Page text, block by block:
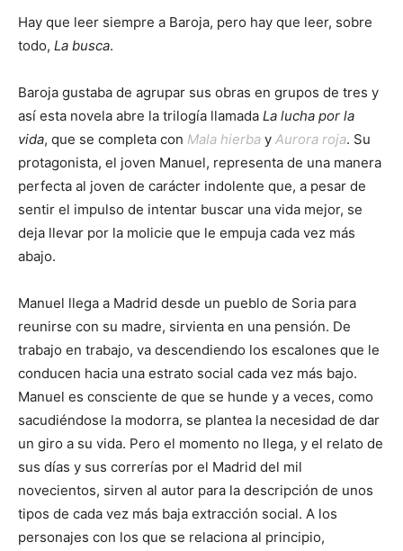
Hay que leer siempre a Baroja, pero hay que leer, sobre
todo, La busca.
Baroja gustaba de agrupar sus obras en grupos de tres y
así esta novela abre la trilogía llamada La lucha por la
vida, que se completa con Mala hierba y Aurora roja. Su
protagonista, el joven Manuel, representa de una manera
perfecta al joven de carácter indolente que, a pesar de
sentir el impulso de intentar buscar una vida mejor, se
deja llevar por la molicie que le empuja cada vez más
abajo.
Manuel llega a Madrid desde un pueblo de Soria para
reunirse con su madre, sirvienta en una pensión. De
trabajo en trabajo, va descendiendo los escalones que le
conducen hacia una estrato social cada vez más bajo.
Manuel es consciente de que se hunde y a veces, como
sacudiéndose la modorra, se plantea la necesidad de dar
un giro a su vida. Pero el momento no llega, y el relato de
sus días y sus correrías por el Madrid del mil
novecientos, sirven al autor para la descripción de unos
tipos de cada vez más baja extracción social. A los
personajes con los que se relaciona al principio,